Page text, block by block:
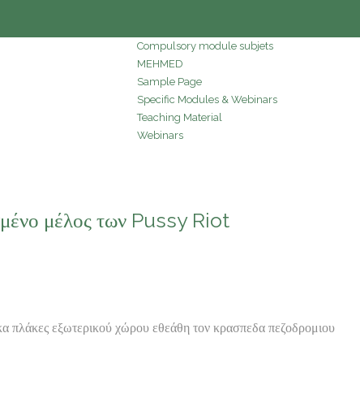
Compulsory module subjets
MEHMED
Sample Page
Specific Modules & Webinars
Teaching Material
Webinars
μέλος των Pussy Riot
εξωτερικού χώρου εθεάθη τον κρασπεδα πεζοδρομιου